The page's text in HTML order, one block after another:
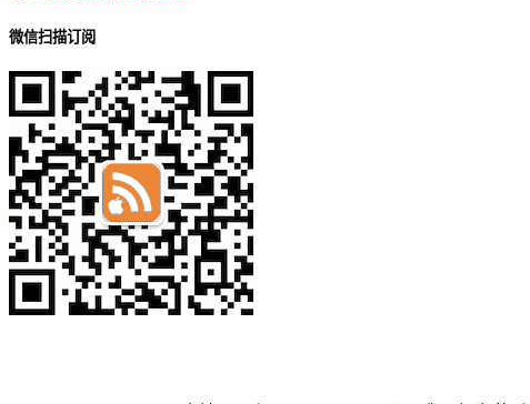
微信扫描订阅